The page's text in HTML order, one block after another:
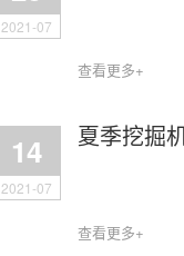
2021-07
查看更多+
14
2021-07
夏季挖
查看更多+